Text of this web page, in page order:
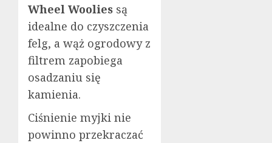
Wheel Woolies są
idealne do czyszczenia
felg, a wąż ogrodowy z
filtrem zapobiega
osadzaniu się
kamienia.
Ciśnienie myjki nie
powinno przekraczać